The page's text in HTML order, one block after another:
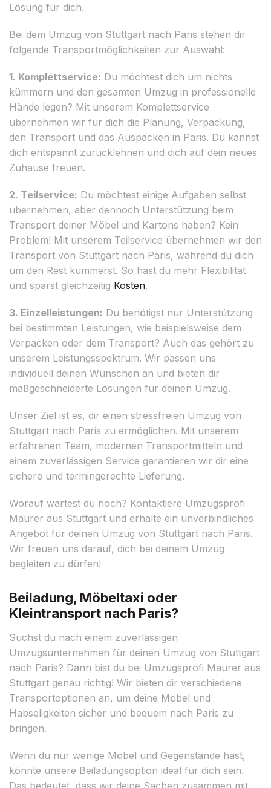
Lösung für dich.
Bei dem Umzug von Stuttgart nach Paris stehen dir
folgende Transportmöglichkeiten zur Auswahl:
1. Komplettservice: Du möchtest dich um nichts
kümmern und den gesamten Umzug in professionelle
Hände legen? Mit unserem Komplettservice
übernehmen wir für dich die Planung, Verpackung,
den Transport und das Auspacken in Paris. Du kannst
dich entspannt zurücklehnen und dich auf dein neues
Zuhause freuen.
2. Teilservice: Du möchtest einige Aufgaben selbst
übernehmen, aber dennoch Unterstützung beim
Transport deiner Möbel und Kartons haben? Kein
Problem! Mit unserem Teilservice übernehmen wir den
Transport von Stuttgart nach Paris, während du dich
um den Rest kümmerst. So hast du mehr Flexibilität
und sparst gleichzeitig Kosten.
3. Einzelleistungen: Du benötigst nur Unterstützung
bei bestimmten Leistungen, wie beispielsweise dem
Verpacken oder dem Transport? Auch das gehört zu
unserem Leistungsspektrum. Wir passen uns
individuell deinen Wünschen an und bieten dir
maßgeschneiderte Lösungen für deinen Umzug.
Unser Ziel ist es, dir einen stressfreien Umzug von
Stuttgart nach Paris zu ermöglichen. Mit unserem
erfahrenen Team, modernen Transportmitteln und
einem zuverlässigen Service garantieren wir dir eine
sichere und termingerechte Lieferung.
Worauf wartest du noch? Kontaktiere Umzugsprofi
Maurer aus Stuttgart und erhalte ein unverbindliches
Angebot für deinen Umzug von Stuttgart nach Paris.
Wir freuen uns darauf, dich bei deinem Umzug
begleiten zu dürfen!
Beiladung, Möbeltaxi oder
Kleintransport nach Paris?
Suchst du nach einem zuverlässigen
Umzugsunternehmen für deinen Umzug von Stuttgart
nach Paris? Dann bist du bei Umzugsprofi Maurer aus
Stuttgart genau richtig! Wir bieten dir verschiedene
Transportoptionen an, um deine Möbel und
Habseligkeiten sicher und bequem nach Paris zu
bringen.
Wenn du nur wenige Möbel und Gegenstände hast,
könnte unsere Beiladungsoption ideal für dich sein.
Das bedeutet, dass wir deine Sachen zusammen mit